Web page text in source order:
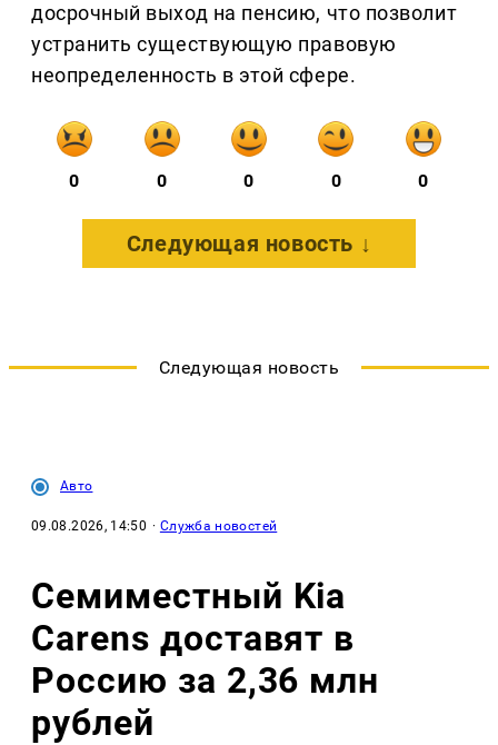
досрочный выход на пенсию, что позволит
устранить существующую правовую
неопределенность в этой сфере.
0 0 0 0 0
Следующая новость ↓
Следующая новость
Авто
09.08.2026, 14:50 · Служба новостей
Семиместный Kia
Carens доставят в
Россию за 2,36 млн
рублей